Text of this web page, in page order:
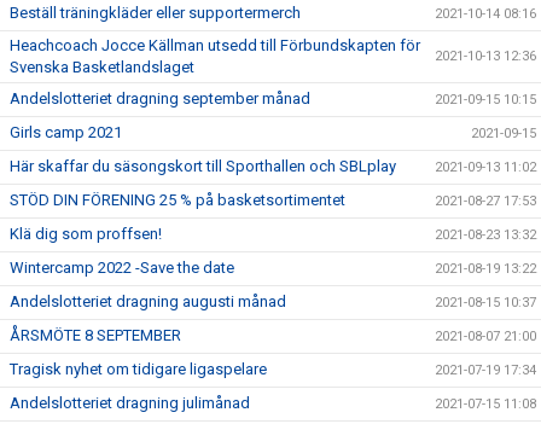
Beställ träningkläder eller supportermerch 2021-10-14 08:16
Heachcoach Jocce Källman utsedd till Förbundskapten för
Svenska Basketlandslaget
2021-10-13 12:36
Andelslotteriet dragning september månad 2021-09-15 10:15
Girls camp 2021 2021-09-15
Här skaffar du säsongskort till Sporthallen och SBLplay 2021-09-13 11:02
STÖD DIN FÖRENING 25 % på basketsortimentet 2021-08-27 17:53
Klä dig som proffsen! 2021-08-23 13:32
Wintercamp 2022 -Save the date 2021-08-19 13:22
Andelslotteriet dragning augusti månad 2021-08-15 10:37
ÅRSMÖTE 8 SEPTEMBER 2021-08-07 21:00
Tragisk nyhet om tidigare ligaspelare 2021-07-19 17:34
Andelslotteriet dragning julimånad 2021-07-15 11:08